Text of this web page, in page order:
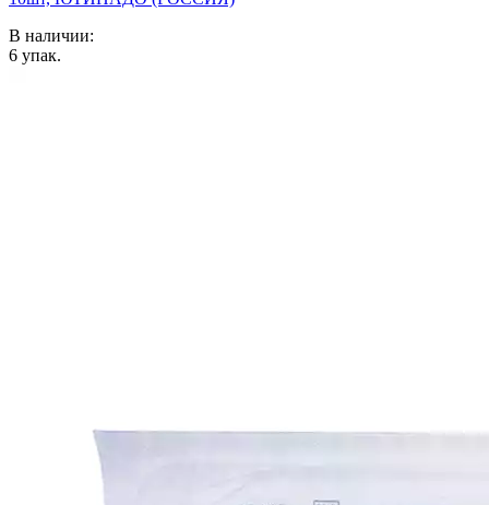
В наличии:
6 упак.